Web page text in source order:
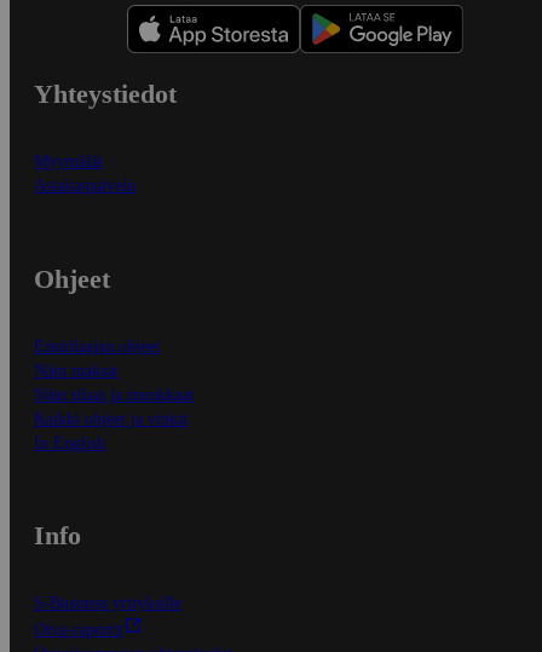
Yhteystiedot
Myymälät
Asiakaspalvelu
Ohjeet
Ensitilaajan ohjeet
Näin maksat
Näin tilaat ja muokkaat
Kaikki ohjeet ja vinkit
In English
Info
S-Business yrityksille
Oiva-raportit